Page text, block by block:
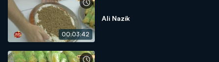
00:03:42
Ali Nazik